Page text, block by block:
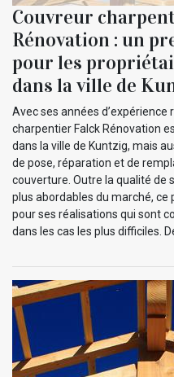
Couvreur
Rénovation : un
pour les
dans la ville de
Avec ses années
charpentier Falck Rénovation
dans la ville de Kuntzig, mais
de pose, réparation et de
couverture. Outre la qualité de
plus abordables du marché,
pour ses réalisations qui sont
dans les cas les plus difficiles.